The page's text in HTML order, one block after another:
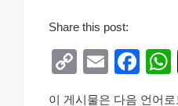
Share this post:
C
E
F
이 게시물은 다음 언어